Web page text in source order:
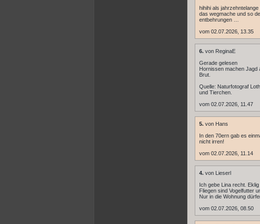
hihihi als
das wegmache und so
entbehrungen …
vom 02.07.2026, 13.35
6. von ReginaE
Gerade gelesen
Hornissen machen Jagd
Brut.
Quelle: Naturfotograf
und Tierchen.
vom 02.07.2026, 11.47
5. von Hans
In den 70ern gab es
nicht irren!
vom 02.07.2026, 11.14
4. von Lieserl
Ich gebe Lina recht.
Fliegen sind Vogelfutter
Nur in die Wohnung
vom 02.07.2026, 08.50